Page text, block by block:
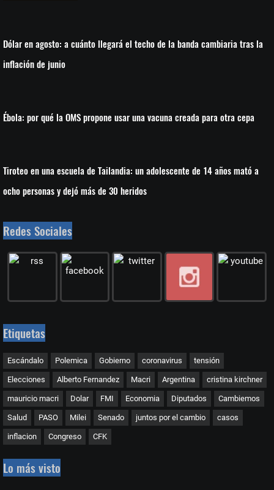
Dólar en agosto: a cuánto llegará el techo de la banda cambiaria tras la
inflación de junio
Ébola: por qué la OMS propone usar una vacuna creada para otra cepa
Tiroteo en una escuela de Tailandia: un adolescente de 14 años mató a
ocho personas y dejó más de 30 heridos
Redes Sociales
Etiquetas
Escándalo Polemica Gobierno coronavirus tensión
Elecciones Alberto Fernandez Macri Argentina cristina kirchner
mauricio macri Dolar FMI Economia Diputados Cambiemos
Salud PASO Milei Senado juntos por el cambio casos
inflacion Congreso CFK
Lo más visto